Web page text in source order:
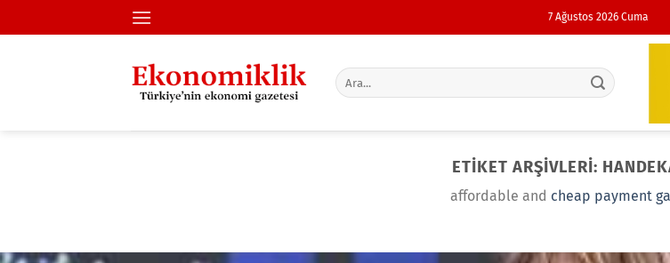
atla
7 Ağustos 2026 Cuma
ETIKET ARŞIVLERI:
affordable and cheap payment